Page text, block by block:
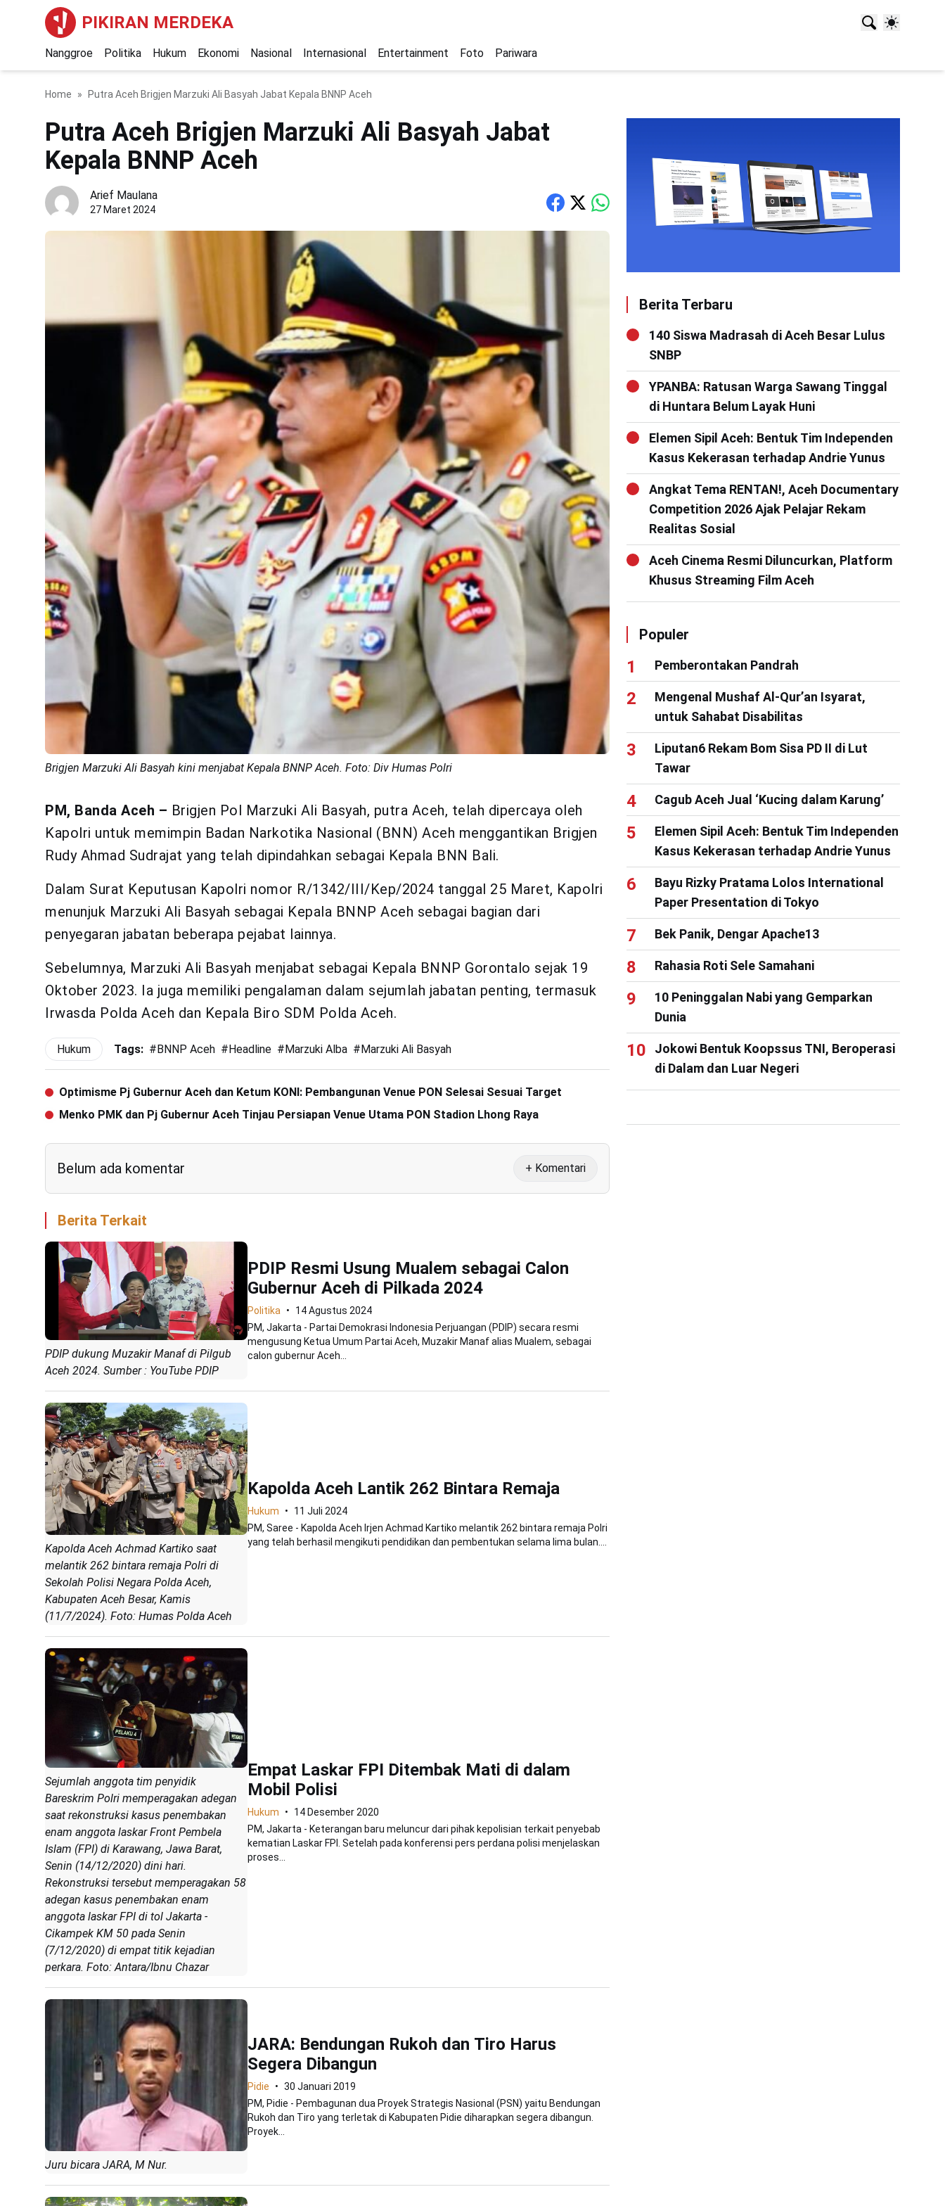
PIKIRAN MERDEKA
Nanggroe Politika Hukum Ekonomi Nasional Internasional Entertainment Foto Pariwara
Home Putra Aceh Brigjen Marzuki Ali Basyah Jabat Kepala BNNP Aceh
Putra Aceh Brigjen Marzuki Ali Basyah Jabat
Kepala BNNP Aceh
Arief Maulana
27 Maret 2024
Brigjen Marzuki Ali Basyah kini menjabat Kepala BNNP Aceh. Foto: Div Humas Polri
PM, Banda Aceh – Brigjen Pol Marzuki Ali Basyah, putra Aceh, telah dipercaya oleh
Kapolri untuk memimpin Badan Narkotika Nasional (BNN) Aceh menggantikan Brigjen
Rudy Ahmad Sudrajat yang telah dipindahkan sebagai Kepala BNN Bali.
Dalam Surat Keputusan Kapolri nomor R/1342/III/Kep/2024 tanggal 25 Maret, Kapolri
menunjuk Marzuki Ali Basyah sebagai Kepala BNNP Aceh sebagai bagian dari
penyegaran jabatan beberapa pejabat lainnya.
Sebelumnya, Marzuki Ali Basyah menjabat sebagai Kepala BNNP Gorontalo sejak 19
Oktober 2023. Ia juga memiliki pengalaman dalam sejumlah jabatan penting, termasuk
Irwasda Polda Aceh dan Kepala Biro SDM Polda Aceh.
Hukum Tags: #BNNP Aceh #Headline #Marzuki Alba #Marzuki Ali Basyah
Optimisme Pj Gubernur Aceh dan Ketum KONI: Pembangunan Venue PON Selesai Sesuai Target
Menko PMK dan Pj Gubernur Aceh Tinjau Persiapan Venue Utama PON Stadion Lhong Raya
Belum ada komentar + Komentari
Berita Terkait
PDIP dukung Muzakir Manaf di Pilgub
Aceh 2024. Sumber : YouTube PDIP
PDIP Resmi Usung Mualem sebagai Calon
Gubernur Aceh di Pilkada 2024
Politika
14 Agustus 2024
PM, Jakarta - Partai Demokrasi Indonesia Perjuangan (PDIP) secara resmi
mengusung Ketua Umum Partai Aceh, Muzakir Manaf alias Mualem, sebagai
calon gubernur Aceh...
Kapolda Aceh Achmad Kartiko saat
melantik 262 bintara remaja Polri di
Sekolah Polisi Negara Polda Aceh,
Kabupaten Aceh Besar, Kamis
(11/7/2024). Foto: Humas Polda Aceh
Kapolda Aceh Lantik 262 Bintara Remaja
Hukum
11 Juli 2024
PM, Saree - Kapolda Aceh Irjen Achmad Kartiko melantik 262 bintara remaja Polri
yang telah berhasil mengikuti pendidikan dan pembentukan selama lima bulan....
Sejumlah anggota tim penyidik
Bareskrim Polri memperagakan adegan
saat rekonstruksi kasus penembakan
enam anggota laskar Front Pembela
Islam (FPI) di Karawang, Jawa Barat,
Senin (14/12/2020) dini hari.
Rekonstruksi tersebut memperagakan 58
adegan kasus penembakan enam
anggota laskar FPI di tol Jakarta -
Cikampek KM 50 pada Senin
(7/12/2020) di empat titik kejadian
perkara. Foto: Antara/Ibnu Chazar
Empat Laskar FPI Ditembak Mati di dalam
Mobil Polisi
Hukum
14 Desember 2020
PM, Jakarta - Keterangan baru meluncur dari pihak kepolisian terkait penyebab
kematian Laskar FPI. Setelah pada konferensi pers perdana polisi menjelaskan
proses...
Juru bicara JARA, M Nur.
JARA: Bendungan Rukoh dan Tiro Harus
Segera Dibangun
Pidie
30 Januari 2019
PM, Pidie - Pembagunan dua Proyek Strategis Nasional (PSN) yaitu Bendungan
Rukoh dan Tiro yang terletak di Kabupaten Pidie diharapkan segera dibangun.
Proyek...
Berita Terbaru
140 Siswa Madrasah di Aceh Besar Lulus
SNBP
YPANBA: Ratusan Warga Sawang Tinggal
di Huntara Belum Layak Huni
Elemen Sipil Aceh: Bentuk Tim Independen
Kasus Kekerasan terhadap Andrie Yunus
Angkat Tema RENTAN!, Aceh Documentary
Competition 2026 Ajak Pelajar Rekam
Realitas Sosial
Aceh Cinema Resmi Diluncurkan, Platform
Khusus Streaming Film Aceh
Populer
Pemberontakan Pandrah
Mengenal Mushaf Al-Qur’an Isyarat,
untuk Sahabat Disabilitas
Liputan6 Rekam Bom Sisa PD II di Lut
Tawar
Cagub Aceh Jual ‘Kucing dalam Karung’
Elemen Sipil Aceh: Bentuk Tim Independen
Kasus Kekerasan terhadap Andrie Yunus
Bayu Rizky Pratama Lolos International
Paper Presentation di Tokyo
Bek Panik, Dengar Apache13
Rahasia Roti Sele Samahani
10 Peninggalan Nabi yang Gemparkan
Dunia
Jokowi Bentuk Koopssus TNI, Beroperasi
di Dalam dan Luar Negeri